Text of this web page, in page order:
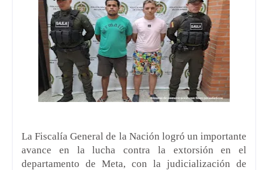
La Fiscalía General de la Nación logró un importante
avance en la lucha contra la extorsión en el
departamento de Meta, con la judicialización de